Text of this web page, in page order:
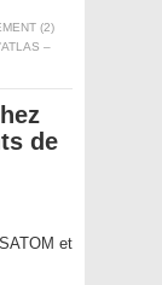
(2)
–
de